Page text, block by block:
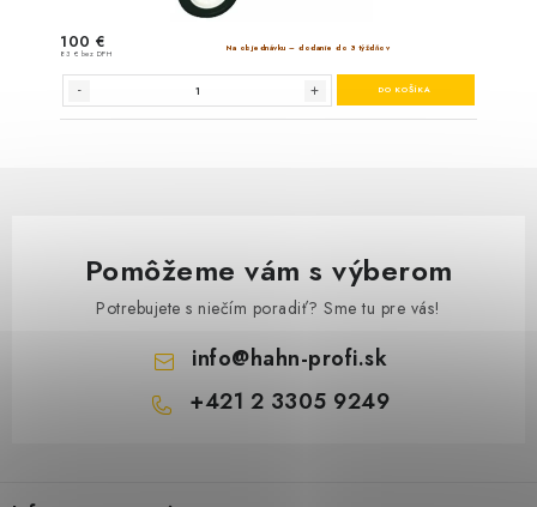
Pomôžeme vám s výberom
Potrebujete s niečím poradiť? Sme tu pre vás!
info@hahn-profi.sk
+421 2 3305 9249